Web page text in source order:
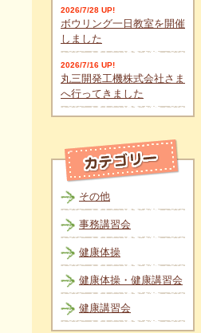
2026/7/28 UP!
ボウリング一日教室を開催
しました
2026/7/16 UP!
丸三開発工機株式会社さま
へ行ってきました
その他
事務講習会
健康体操
健康体操・健康講習会
健康講習会